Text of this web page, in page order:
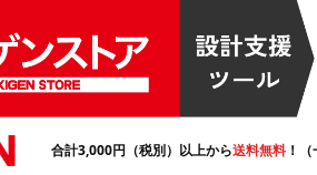
合計3,000円（税別）以上から送料無料 ！